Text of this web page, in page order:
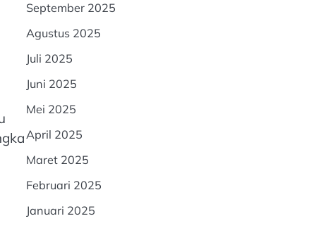
September 2025
Agustus 2025
Juli 2025
Juni 2025
Mei 2025
April 2025
Maret 2025
Februari 2025
Januari 2025